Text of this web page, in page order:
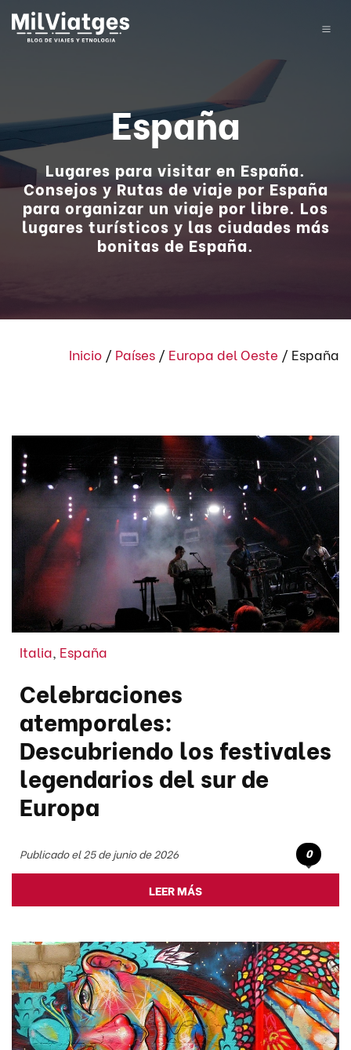
España
Lugares para visitar en España.
Consejos y Rutas de viaje por España
para organizar un viaje por libre. Los
lugares turísticos y las ciudades más
bonitas de España.
Inicio / Países / Europa del Oeste / España
Italia España
Celebraciones
atemporales:
Descubriendo los festivales
legendarios del sur de
Europa
Publicado el 25 de junio de 2026 0
LEER MÁS